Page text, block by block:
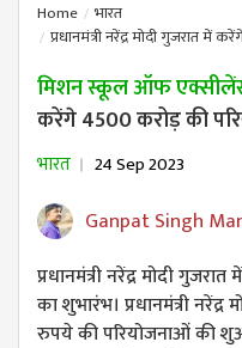
Home
भारत
प्रधानमंत्री नरेंद्र मोदी गुजरात
मिशन स्कूल ऑफ
करेंगे 4500 करोड़ की
भारत 24 Sep 2023
Ganpat Singh
प्रधानमंत्री नरेंद्र मोदी
का शुभारंभ। प्रधानमंत्री नरेंद्र
रुपये की परियोजनाओं की